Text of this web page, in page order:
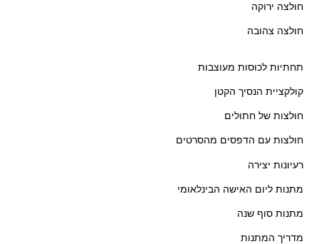
חולצה ירוקה
חולצה צהובה
תחתיות לכוסות מעוצבות
קולקציית הנסיך הקטן
חולצות של חתולים
חולצות עם הדפסים מהסרטים
רעיונות יצירה
מתנות ליום האישה הבינלאומי
מתנות סוף שנה
מדריך המתנות